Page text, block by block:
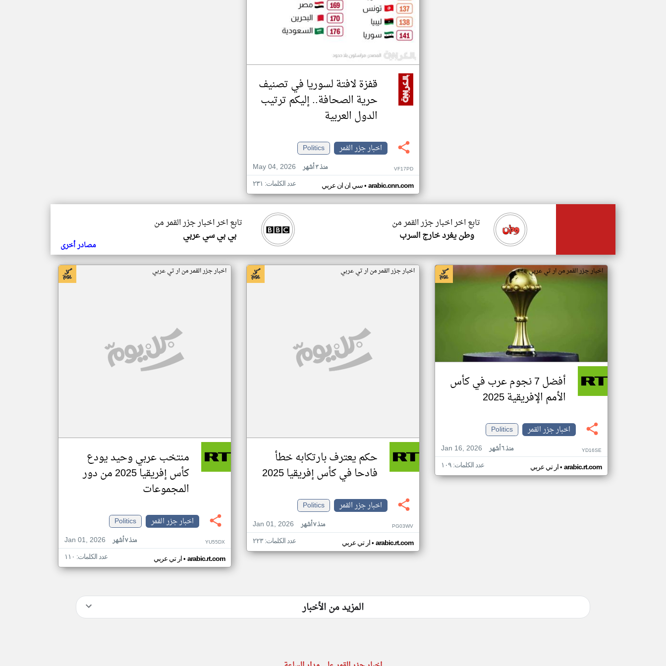
قفزة لافتة لسوريا في تصنيف
حرية الصحافة.. إليكم ترتيب
الدول العربية
اخبار جزر القمر
Politics
May 04, 2026
منذ ٣ أشهر VF17PD
سي ان ان عربي• arabic.cnn.com عدد الكلمات: ٢٣١
تابع اخر اخبار جزر القمر من
بي بي سي عربي
تابع اخر اخبار جزر القمر من
وطن يغرد خارج السرب
مصادر أخرى
اخبار جزر القمر من ار تي عربي
أفضل 7 نجوم عرب في كأس
الأمم الإفريقية 2025
اخبار جزر القمر
Politics
Jan 16, 2026
منذ ٦ أشهر YD16SE
ار تي عربي• arabic.rt.com عدد الكلمات: ١٠٩
اخبار جزر القمر من ار تي عربي
حكم يعترف بارتكابه خطأ
فادحا في كأس إفريقيا 2025
اخبار جزر القمر
Politics
Jan 01, 2026
منذ ٧ أشهر PG03WV
ار تي عربي• arabic.rt.com عدد الكلمات: ٢٢٣
اخبار جزر القمر من ار تي عربي
منتخب عربي وحيد يودع
كأس إفريقيا 2025 من دور
المجموعات
اخبار جزر القمر
Politics
Jan 01, 2026
منذ ٧ أشهر YU55DX
ار تي عربي• arabic.rt.com عدد الكلمات: ١١٠
المزيد من الأخبار